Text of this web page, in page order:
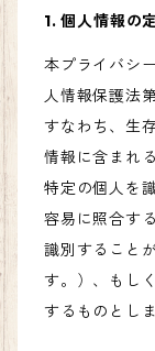
1. 個人情報の
本プライバシ
人情報保護法
すなわち、生
情報に含まれ
特定の個人を
容易に照合す
識別すること
す。）、もし
するものとしま